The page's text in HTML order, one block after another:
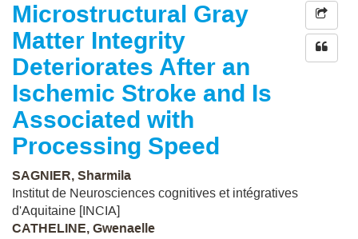
Microstructural Gray
Matter Integrity
Deteriorates After an
Ischemic Stroke and Is
Associated with
Processing Speed
SAGNIER, Sharmila
Institut de Neurosciences cognitives et intégratives
d'Aquitaine [INCIA]
CATHELINE, Gwenaelle